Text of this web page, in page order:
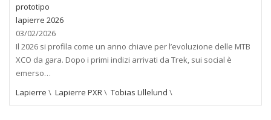
03/02/2026
Il 2026 si profila come un anno chiave per l’evoluzione delle MTB
XCO da gara. Dopo i primi indizi arrivati da Trek, sui social è
emerso…
Lapierre \ Lapierre PXR \ Tobias Lillelund \